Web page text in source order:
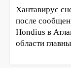
Хантавирус
после
Hondius в
области